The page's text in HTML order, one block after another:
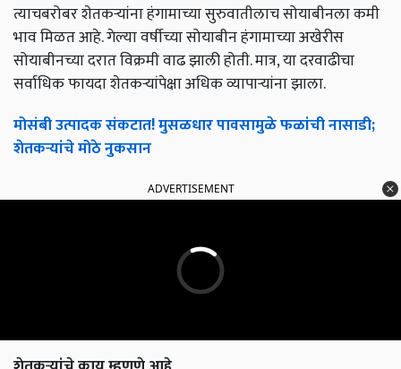
त्याचबरोबर शेतकऱ्यांना हंगामाच्या सुरुवातीलाच सोयाबीनला कमी
भाव मिळत आहे. गेल्या वर्षीच्या सोयाबीन हंगामाच्या अखेरीस
सोयाबीनच्या दरात विक्रमी वाढ झाली होती. मात्र, या दरवाढीचा
सर्वाधिक फायदा शेतकऱ्यांपेक्षा अधिक व्यापाऱ्यांना झाला.
मोसंबी उत्पादक संकटात! मुसळधार पावसामुळे फळांची नासाडी;
शेतकऱ्यांचे मोठे नुकसान
ADVERTISEMENT